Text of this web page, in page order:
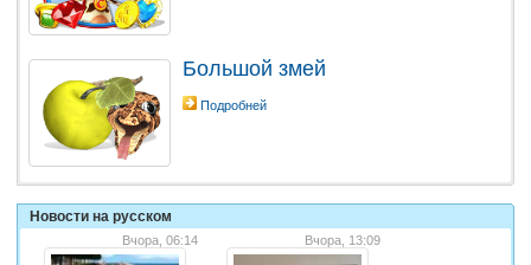
Большой змей
Подробней
Новости на русском
Вчора, 06:14 Вчора, 13:09